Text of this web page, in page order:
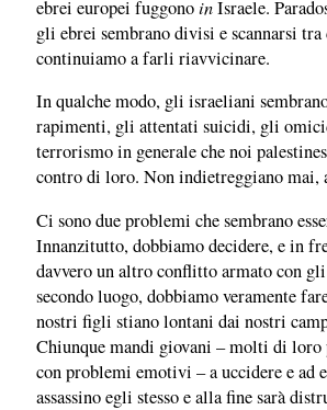
ebrei europei fuggonoinIsraele.
gli ebrei sembrano divisi e scannarsi
continuiamo a farli riavvicinare.
In qualche modo, gli israeliani
rapimenti, gli attentati suicidi, gli
terrorismo in generale che noi
contro di loro. Non indietreggiano mai,
Ci sono due problemi che sembrano
Innanzitutto, dobbiamo decidere, e in
davvero un altro conflitto armato con
secondo luogo, dobbiamo veramente
nostri figli stiano lontani dai nostri
Chiunque mandi giovani – molti di loro
con problemi emotivi – a uccidere e ad
assassino egli stesso e alla fine sarà